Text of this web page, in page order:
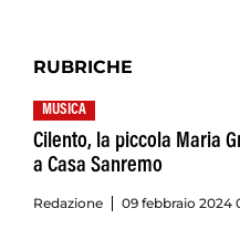
RUBRICHE
MUSICA
Cilento, la piccola Maria
a Casa Sanremo
Redazione 09 febbraio 2024